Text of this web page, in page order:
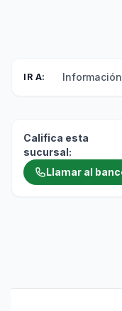
IR A: Información
Califica esta
sucursal:
Llamar al